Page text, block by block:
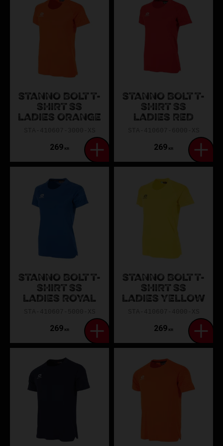
STANNO BOLT T-
SHIRT SS
LADIES ORANGE
269 KR
STANNO BOLT T-
SHIRT SS
LADIES RED
269 KR
STANNO BOLT T-
SHIRT SS
LADIES ROYAL
269 KR
STANNO BOLT T-
SHIRT SS
LADIES YELLOW
269 KR